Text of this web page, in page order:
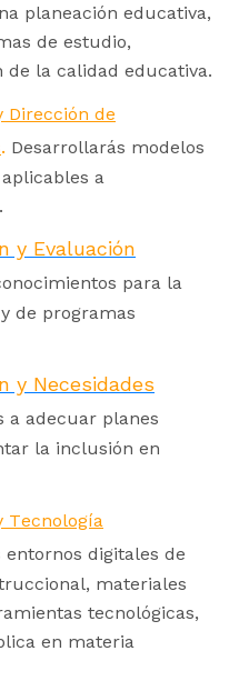
planeación educativa,
de estudio,
la calidad educativa.
Dirección de
. Desarrollarás modelos
a
y Evaluación
para la
de programas
y Necesidades
a adecuar planes
la inclusión en
Tecnología
entornos digitales de
materiales
tecnológicas,
en materia